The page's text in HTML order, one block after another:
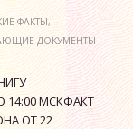
ФАКТЫ,
ДОКУМЕНТЫ
14:00 МСКФАКТ
ОТ 22